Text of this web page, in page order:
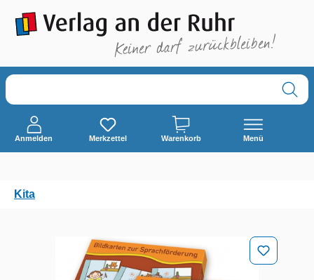
springen
Anmelden Merkzettel Warenkorb Menü
Kita
Bildergalerie überspringen